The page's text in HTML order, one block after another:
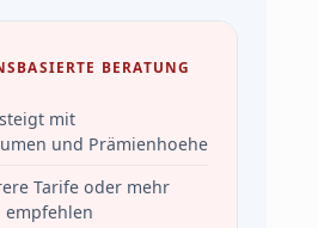
BERATUNG
mit
und Prämienhoehe
Tarife oder mehr
empfehlen